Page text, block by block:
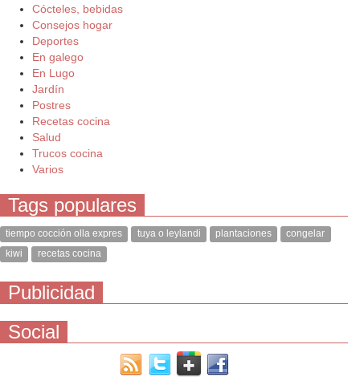
Cócteles, bebidas
Consejos hogar
Deportes
En galego
En Lugo
Jardín
Postres
Recetas cocina
Salud
Trucos cocina
Varios
Tags populares
tiempo cocción olla expres tuya o leylandi plantaciones
congelar
kiwi
recetas cocina
Publicidad
Social